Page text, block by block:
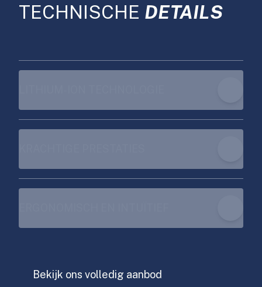
TECHNISCHE DETAILS
Bekijk ons volledig aanbod